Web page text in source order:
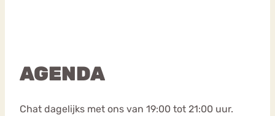
AGENDA
Chat dagelijks met ons van 19:00 tot 21:00 uur.